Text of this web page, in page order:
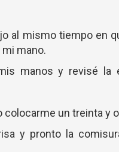
al mismo tiempo en
mano.
manos y revisé la
colocarme un treinta y
y pronto la